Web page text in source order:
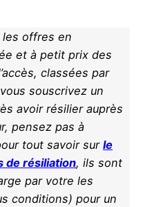
les offres en
et à petit prix des
classées par
souscrivez un
avoir résilier auprès
pensez pas à
tout savoir surle
de résiliation, ils sont
par votre les
conditions) pour un